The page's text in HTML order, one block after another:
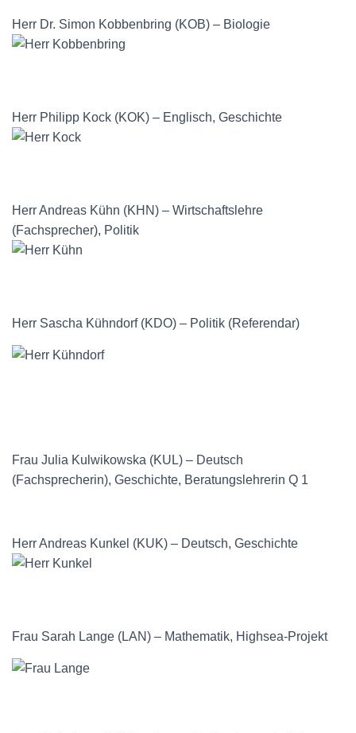
Herr Dr. Simon Kobbenbring (KOB) – Biologie
Herr Philipp Kock (KOK) – Englisch, Geschichte
Herr Andreas Kühn (KHN) – Wirtschaftslehre
(Fachsprecher), Politik
Herr Sascha Kühndorf (KDO) – Politik (Referendar)
Frau Julia Kulwikowska (KUL) – Deutsch
(Fachsprecherin), Geschichte, Beratungslehrerin Q 1
Herr Andreas Kunkel (KUK) – Deutsch, Geschichte
Frau Sarah Lange (LAN) – Mathematik, Highsea-Projekt